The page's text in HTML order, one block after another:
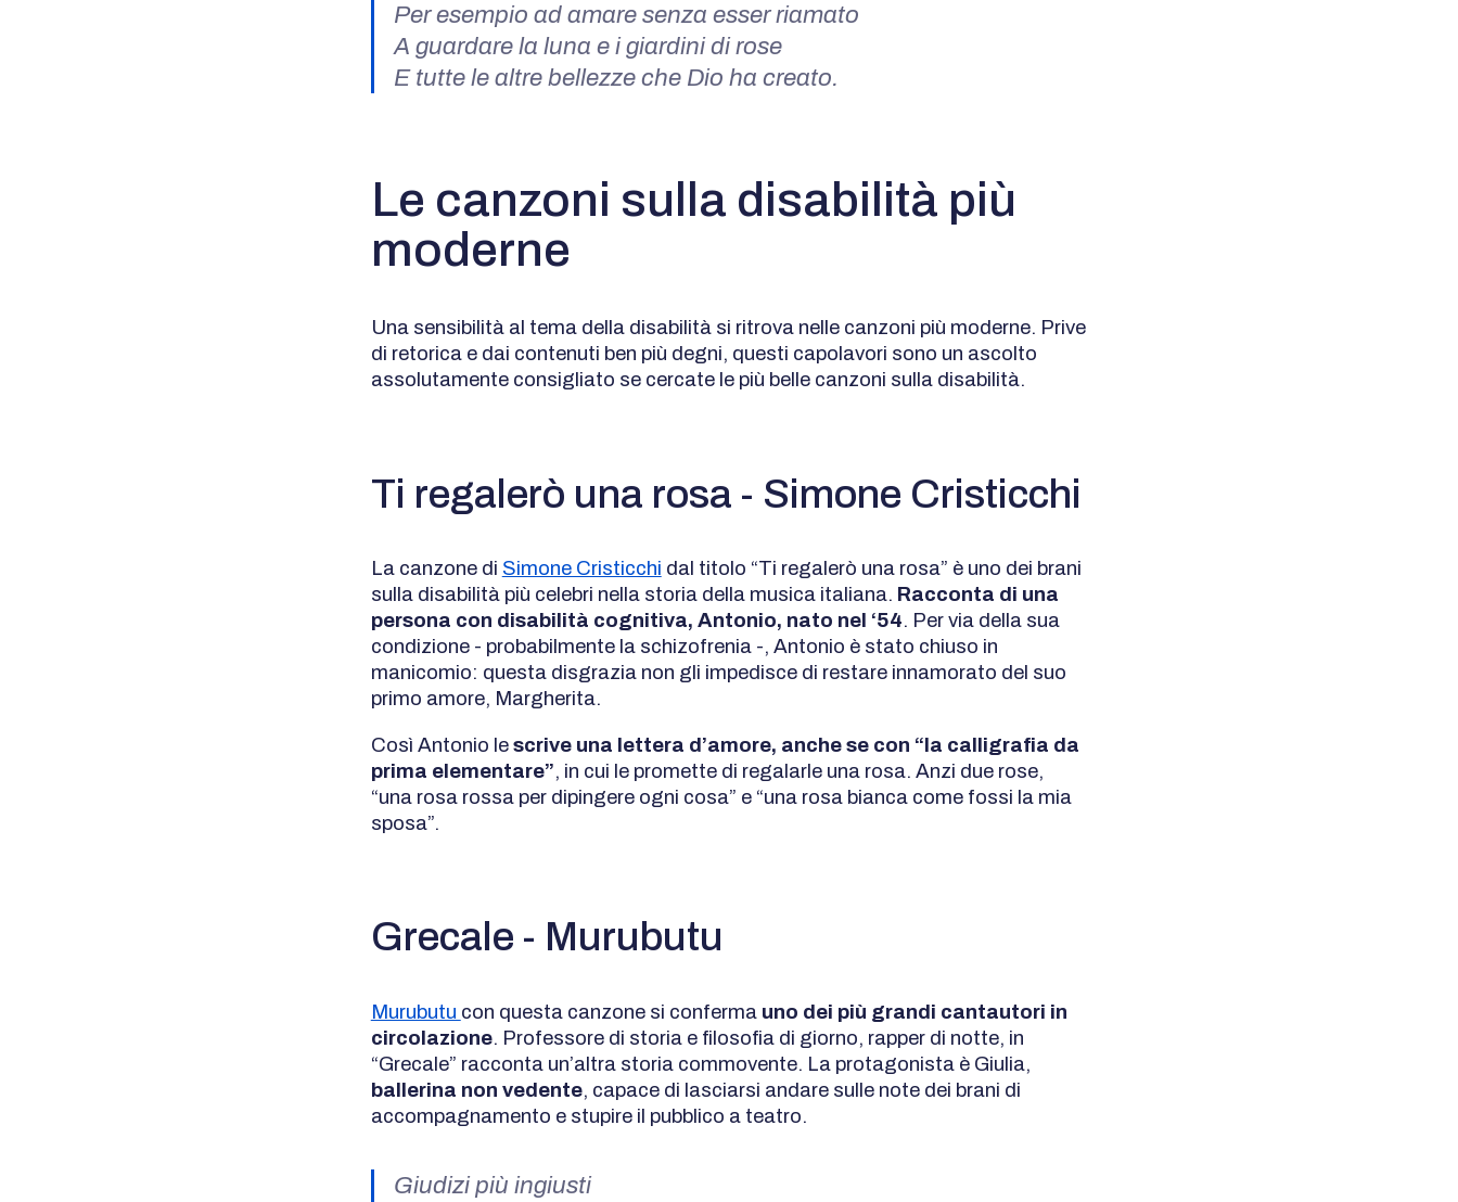
Per esempio ad amare senza esser riamato
A guardare la luna e i giardini di rose
E tutte le altre bellezze che Dio ha creato.
Le canzoni sulla disabilità più
moderne
Una sensibilità al tema della disabilità si ritrova nelle canzoni più moderne. Prive
di retorica e dai contenuti ben più degni, questi capolavori sono un ascolto
assolutamente consigliato se cercate le più belle canzoni sulla disabilità.
Ti regalerò una rosa - Simone Cristicchi
La canzone di Simone Cristicchi dal titolo “Ti regalerò una rosa” è uno dei brani
sulla disabilità più celebri nella storia della musica italiana. Racconta di una
persona con disabilità cognitiva, Antonio, nato nel ‘54. Per via della sua
condizione - probabilmente la schizofrenia -, Antonio è stato chiuso in
manicomio: questa disgrazia non gli impedisce di restare innamorato del suo
primo amore, Margherita.
Così Antonio le scrive una lettera d’amore, anche se con “la calligrafia da
prima elementare”, in cui le promette di regalarle una rosa. Anzi due rose,
“una rosa rossa per dipingere ogni cosa” e “una rosa bianca come fossi la mia
sposa”.
Grecale - Murubutu
Murubutu con questa canzone si confermauno dei più grandi cantautori in
circolazione. Professore di storia e filosofia di giorno, rapper di notte, in
“Grecale” racconta un’altra storia commovente. La protagonista è Giulia,
ballerina non vedente, capace di lasciarsi andare sulle note dei brani di
accompagnamento e stupire il pubblico a teatro.
Giudizi più ingiusti